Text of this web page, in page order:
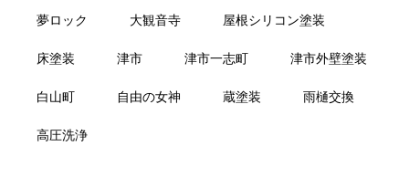
夢ロック 大観音寺 屋根シリコン塗装
床塗装 津市 津市一志町 津市外壁塗装
白山町 自由の女神 蔵塗装 雨樋交換
高圧洗浄